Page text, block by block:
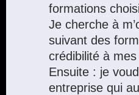
formations
Je cherche à
suivant des
crédibilité à
Ensuite : je
entreprise qui